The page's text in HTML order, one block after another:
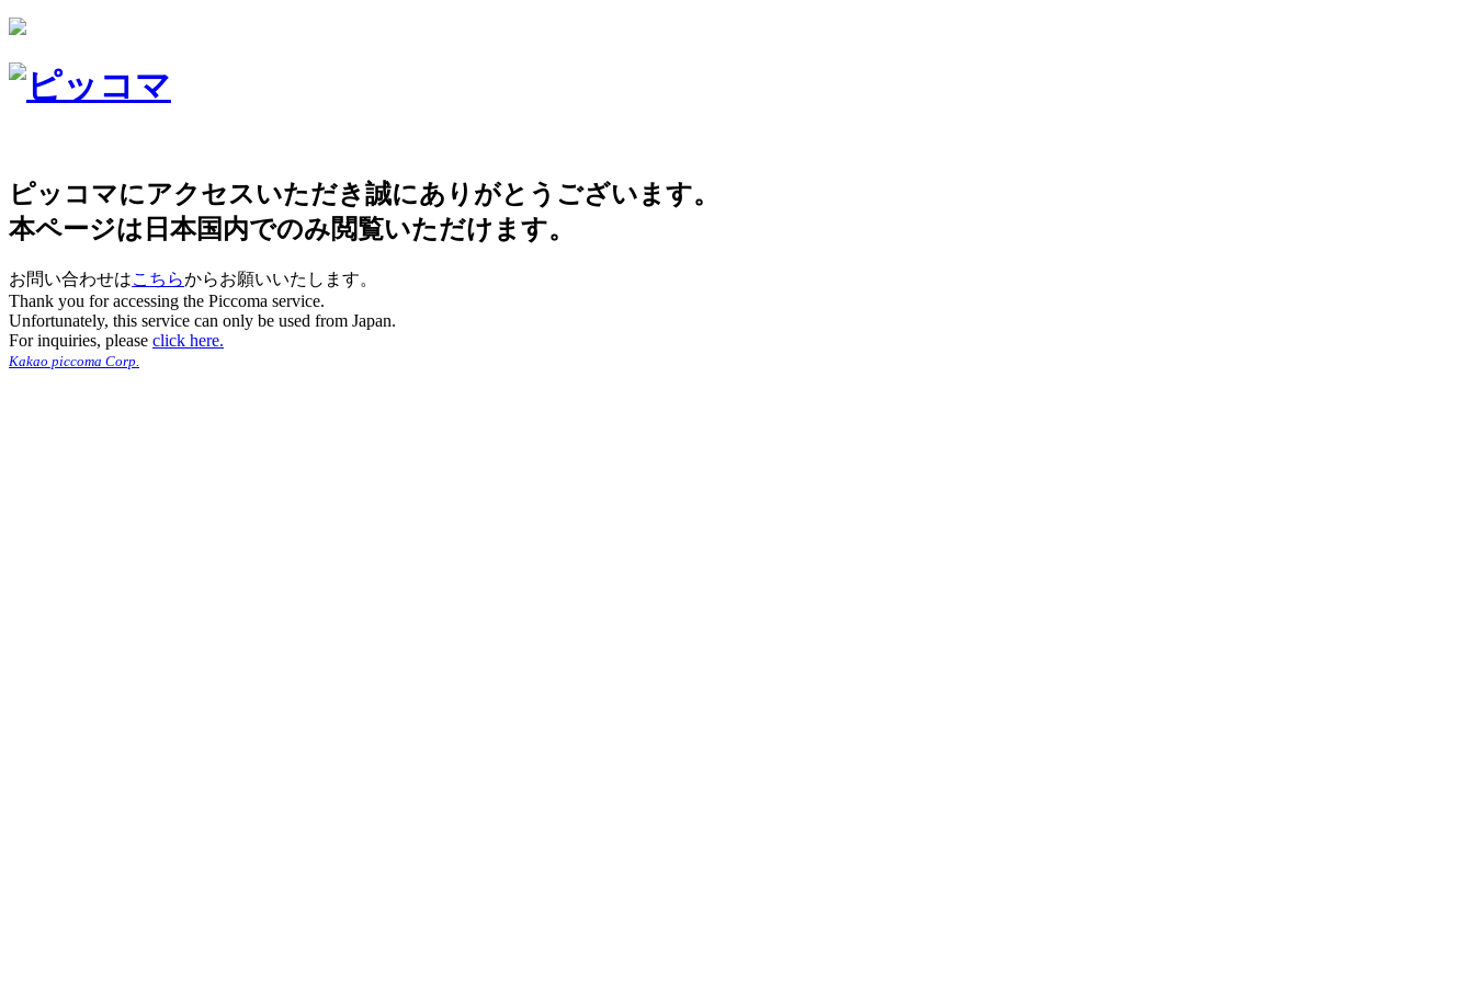
ピッコマにアクセスいただき誠にありがとうございます。
本ページは日本国内でのみ閲覧いただけます。
お問い合わせはこちらからお願いいたします。
Thank you for accessing the Piccoma service.
Unfortunately, this service can only be used from Japan.
For inquiries, please click here.
Kakao piccoma Corp.